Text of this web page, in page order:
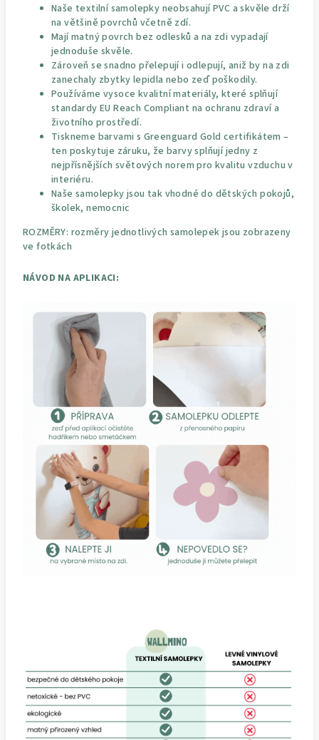
Naše textilní samolepky neobsahují PVC a skvěle drží
na většině povrchů včetně zdí.
Mají matný povrch bez odlesků a na zdi vypadají
jednoduše skvěle.
Zároveň se snadno přelepují i odlepují, aniž by na zdi
zanechaly zbytky lepidla nebo zeď poškodily.
Používáme vysoce kvalitní materiály, které splňují
standardy EU Reach Compliant na ochranu zdraví a
životního prostředí.
Tiskneme barvami s Greenguard Gold certifikátem –
ten poskytuje záruku, že barvy splňují jedny z
nejpřísnějších světových norem pro kvalitu vzduchu v
interiéru.
Naše samolepky jsou tak vhodné do dětských pokojů,
školek, nemocnic
ROZMĚRY: rozměry jednotlivých samolepek jsou zobrazeny
ve fotkách
NÁVOD NA APLIKACI: